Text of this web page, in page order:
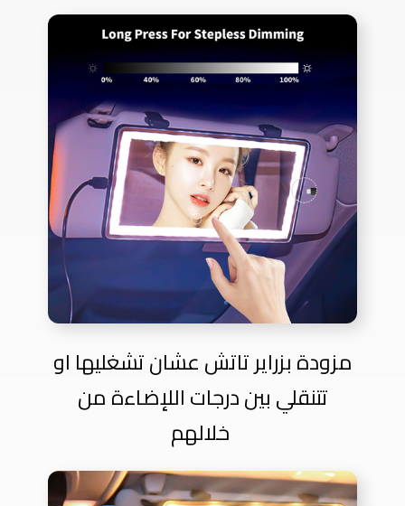
مزودة بزراير تاتش عشان تشغليها او
تتنقلي بين درجات اللإضاءة من